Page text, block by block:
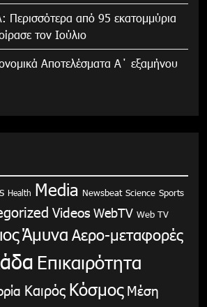
από 95 εκατομμύρια
τον Ιούλιο
Αποτελέσματα Α΄ εξαμήνου
Health Media Newsbeat Science Sports
Videos WebTV Web TV
Άμυνα Αερο-μεταφορές
Επικαιρότητα
Καιρός Κόσμος Μέση